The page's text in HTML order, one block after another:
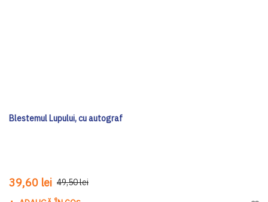
Blestemul Lupului, cu autograf
39,60 lei 49,50 lei